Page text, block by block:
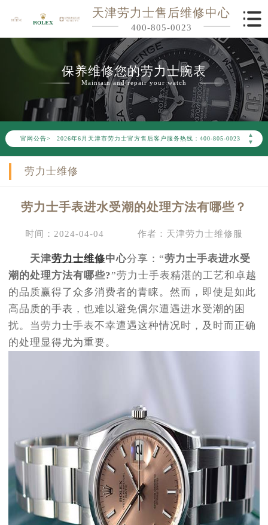
天津劳力士售后维修中心
400-805-0023
保养维修您的劳力士腕表
Maintain and repair your watch
官网公告>
▲
▼
2026年6月劳力士天津市售后服务网络优化升级公告
2026年6月天津市劳力士官方售后客户服务热线：400-805-0023
2026年6月劳力士售后服务中心最新网点地址：
节假日正常营业！
劳力士维修
劳力士手表进水受潮的处理方法有哪些？
时间：2024-04-04 作者：天津劳力士维修服
天津劳力士维修中心分享：“劳力士手表进水受
潮的处理方法有哪些?”劳力士手表精湛的工艺和卓越
的品质赢得了众多消费者的青睐。然而，即使是如此
高品质的手表，也难以避免偶尔遭遇进水受潮的困
扰。当劳力士手表不幸遭遇这种情况时，及时而正确
的处理显得尤为重要。